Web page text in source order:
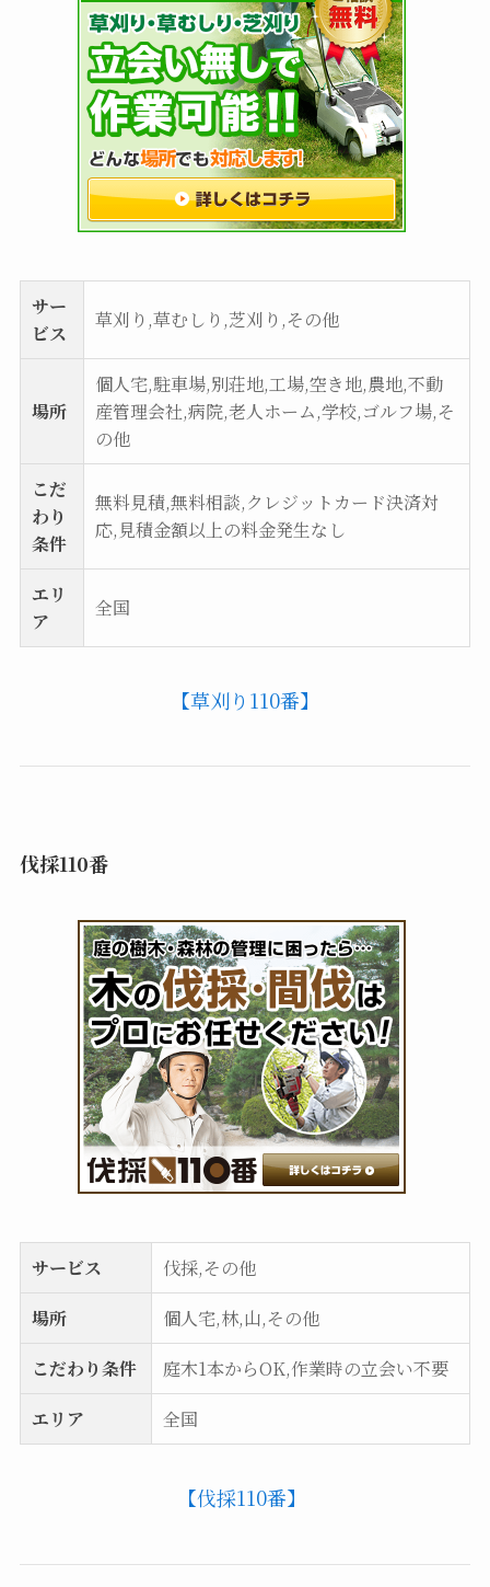
サー
ビス
草刈り,草むしり,芝刈り,その他
場所
個人宅,駐車場,別荘地,工場,空き地,農地,不動
産管理会社,病院,老人ホーム,学校,ゴルフ場,そ
の他
こだ
わり
条件
無料見積,無料相談,クレジットカード決済対
応,見積金額以上の料金発生なし
エリ
ア
全国
【草刈り110番】
伐採110番
サービス
伐採,その他
場所
個人宅,林,山,その他
こだわり条件
庭木1本からOK,作業時の立会い不要
エリア
全国
【伐採110番】